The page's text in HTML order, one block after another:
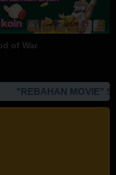
of War
"REBAHAN MOVIE"